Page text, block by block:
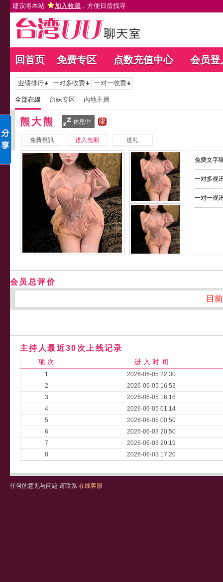
建议将本站 加入收藏 ，方便日后找寻
回首页 免费专区 点数充值中心 会员登
业绩排行 一对多收费 一对一收费
全部在線 台妹专区 內地主播
熊大熊 休息中
免費視訊 进入包厢 送礼
免费文字
一对多视
一对一视
会员总评价
目
主持人最近30次上线记录
项 次 进 入 时 间
1
2026-06-05 22:30
2
2026-06-05 16:53
3
2026-06-05 16:16
4
2026-06-05 01:14
5
2026-06-05 00:50
6
2026-06-03 20:50
7
2026-06-03 20:19
8
2026-06-03 17:20
任何的意见与问题 请联系 在线客服